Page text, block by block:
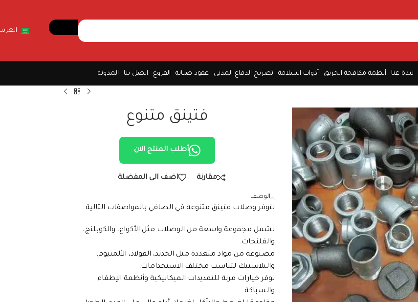
نبذة عنا أنظمة مكافحة الحريق أدوات السلامة تصريح الدفاع المدني عقود صيانة الفروع اتصل بنا المدونة
فتينق متنوع
أطلب المنتج الان
مقارنة اضف الى المفضلة
الوصف
تتوفر وصلات فتينق متنوعة في الصافي بالمواصفات التالية:
تشمل مجموعة واسعة من الوصلات مثل الأكواع، والكوبلنج،
والفلنجات.
مصنوعة من مواد متعددة مثل الحديد، الفولاذ، الألمنيوم،
والبلاستيك لتناسب مختلف الاستخدامات.
توفر خيارات مرنة للتمديدات الميكانيكية وأنظمة الإطفاء
والسباكة.